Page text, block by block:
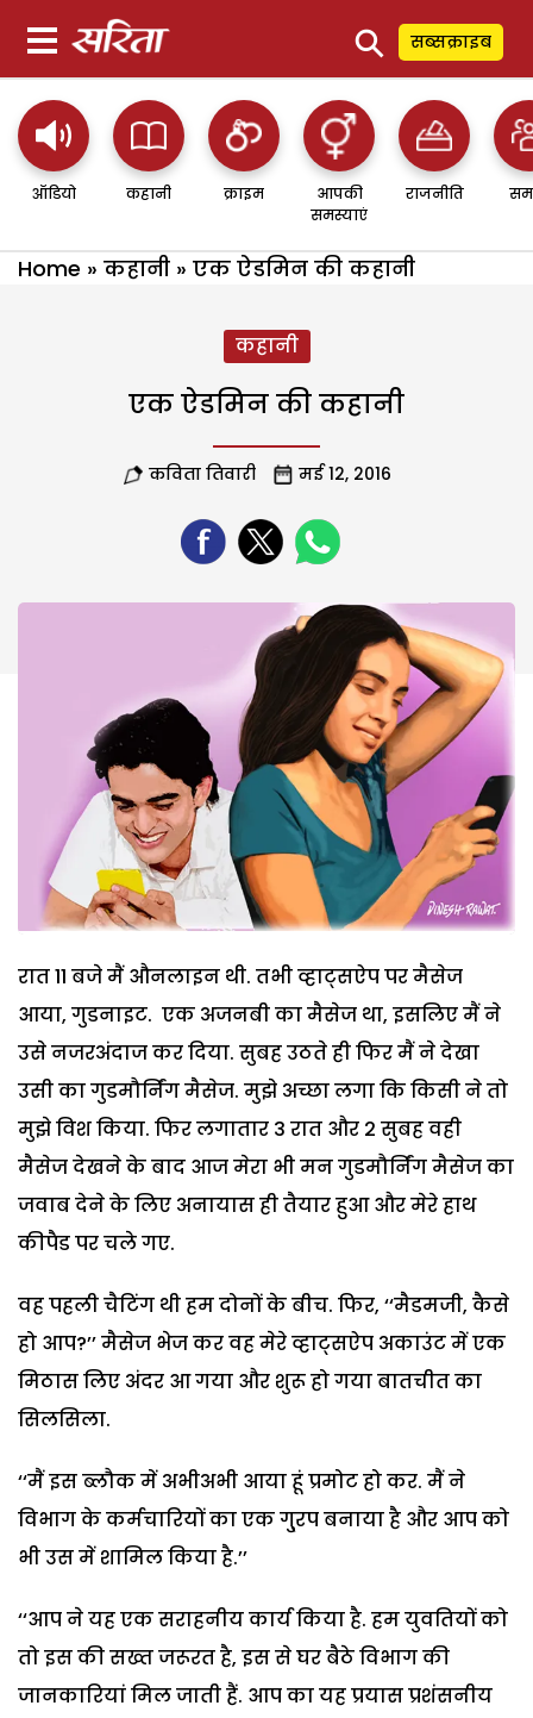
⚲ सब्सक्राइब
ऑडियो कहानी क्राइम
आपकी
समस्याएं
राजनीति
Home » कहानी » एक ऐडमिन की कहानी
कहानी
एक ऐडमिन की कहानी
कविता तिवारी मई 12, 2016
रात 11 बजे मैं औनलाइन थी. तभी व्हाट्सऐप पर मैसेज
आया, गुडनाइट. एक अजनबी का मैसेज था, इसलिए मैं ने
उसे नजरअंदाज कर दिया. सुबह उठते ही फिर मैं ने देखा
उसी का गुडमौर्निंग मैसेज. मुझे अच्छा लगा कि किसी ने तो
मुझे विश किया. फिर लगातार 3 रात और 2 सुबह वही
मैसेज देखने के बाद आज मेरा भी मन गुडमौर्निंग मैसेज का
जवाब देने के लिए अनायास ही तैयार हुआ और मेरे हाथ
कीपैड पर चले गए.
वह पहली चैटिंग थी हम दोनों के बीच. फिर, ‘‘मैडमजी, कैसे
हो आप?’’ मैसेज भेज कर वह मेरे व्हाट्सऐप अकाउंट में एक
मिठास लिए अंदर आ गया और शुरू हो गया बातचीत का
सिलसिला.
‘‘मैं इस ब्लौक में अभीअभी आया हूं प्रमोट हो कर. मैं ने
विभाग के कर्मचारियों का एक गु्रप बनाया है और आप को
भी उस में शामिल किया है.’’
‘‘आप ने यह एक सराहनीय कार्य किया है. हम युवतियों को
तो इस की सख्त जरूरत है, इस से घर बैठे विभाग की
जानकारियां मिल जाती हैं. आप का यह प्रयास प्रशंसनीय